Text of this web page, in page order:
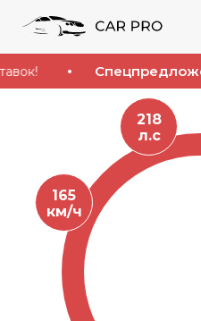
Спецпредложение
165
км/ч
218
л.с